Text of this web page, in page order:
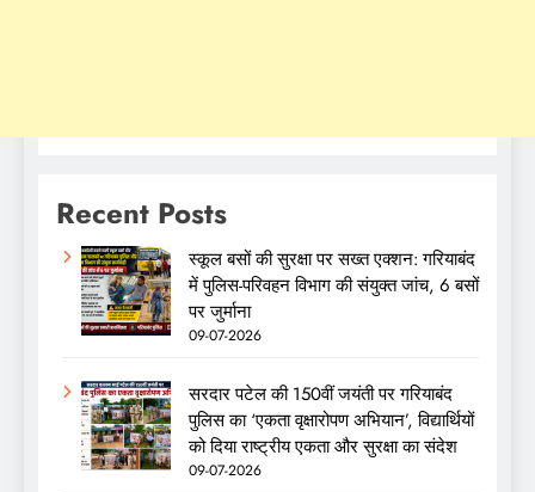
Recent Posts
स्कूल बसों की सुरक्षा पर सख्त एक्शन: गरियाबंद
में पुलिस-परिवहन विभाग की संयुक्त जांच, 6 बसों
पर जुर्माना
09-07-2026
सरदार पटेल की 150वीं जयंती पर गरियाबंद
पुलिस का ‘एकता वृक्षारोपण अभियान’, विद्यार्थियों
को दिया राष्ट्रीय एकता और सुरक्षा का संदेश
09-07-2026